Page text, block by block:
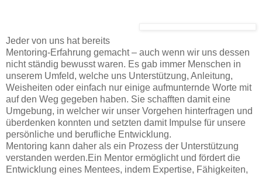
Jeder von uns hat bereits
Mentoring-Erfahrung gemacht – auch wenn wir uns dessen
nicht ständig bewusst waren. Es gab immer Menschen in
unserem Umfeld, welche uns Unterstützung, Anleitung,
Weisheiten oder einfach nur einige aufmunternde Worte mit
auf den Weg gegeben haben. Sie schafften damit eine
Umgebung, in welcher wir unser Vorgehen hinterfragen und
überdenken konnten und setzten damit Impulse für unsere
persönliche und berufliche Entwicklung.
Mentoring kann daher als ein Prozess der Unterstützung
verstanden werden.Ein Mentor ermöglicht und fördert die
Entwicklung eines Mentees, indem Expertise, Fähigkeiten,